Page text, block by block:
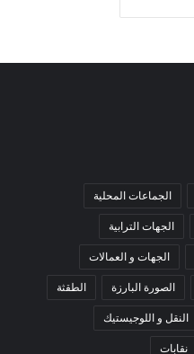
الجماعات المحلية
الجهات الترابية
الجهات و العمالات
الصورة البارزة الطقثة
النقل و اللوجيستيك
نقابات